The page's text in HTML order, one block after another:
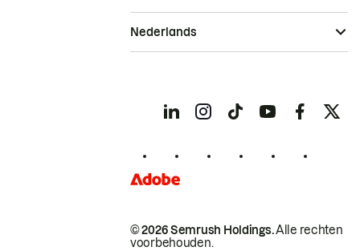
© 2026 Semrush Holdings.Alle rechten
voorbehouden.
Nederlands